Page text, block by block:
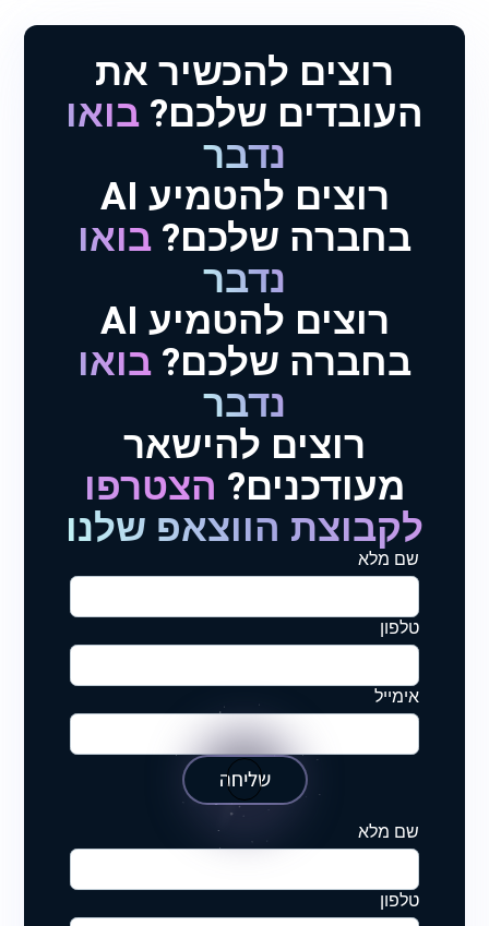
רוצים להכשיר את
העובדים שלכם? בואו
נדבר
רוצים להטמיע AI
בחברה שלכם? בואו
נדבר
רוצים להטמיע AI
בחברה שלכם? בואו
נדבר
רוצים להישאר
מעודכנים? הצטרפו
לקבוצת הווצאפ שלנו
שם מלא
טלפון
אימייל
שליחה
שם מלא
טלפון